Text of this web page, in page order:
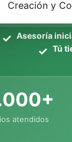
Asesoría
Tú
atendidos